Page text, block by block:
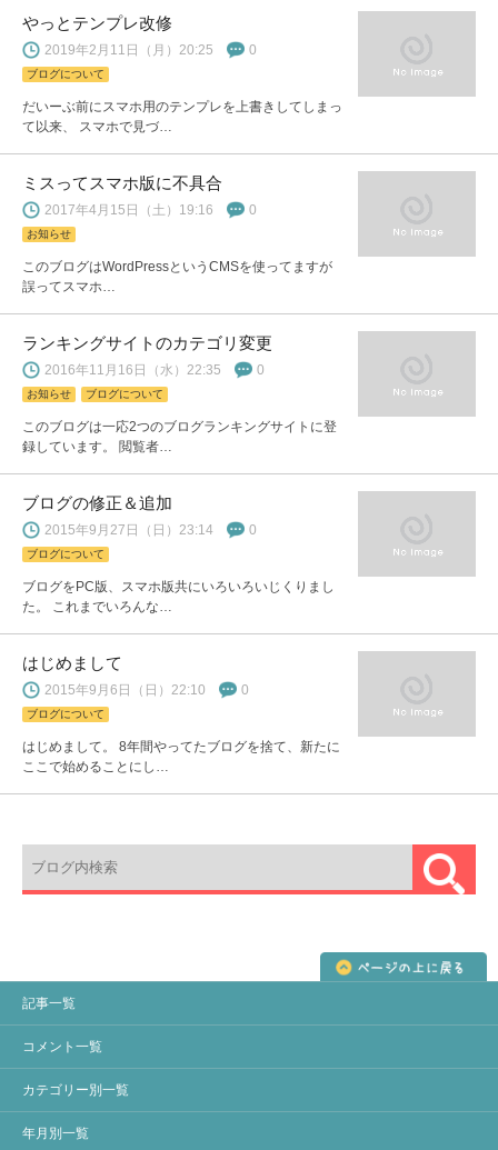
やっとテンプレ改修
2019年2月11日（月）20:25 0
ブログについて
だいーぶ前にスマホ用のテンプレを上書きしてしまっ
て以来、 スマホで見づ…
ミスってスマホ版に不具合
2017年4月15日（土）19:16 0
お知らせ
このブログはWordPressというCMSを使ってますが
誤ってスマホ…
ランキングサイトのカテゴリ変更
2016年11月16日（水）22:35 0
お知らせ ブログについて
このブログは一応2つのブログランキングサイトに登
録しています。 閲覧者…
ブログの修正＆追加
2015年9月27日（日）23:14 0
ブログについて
ブログをPC版、スマホ版共にいろいろいじくりまし
た。 これまでいろんな…
はじめまして
2015年9月6日（日）22:10 0
ブログについて
はじめまして。 8年間やってたブログを捨て、新たに
ここで始めることにし…
記事一覧
コメント一覧
カテゴリー別一覧
年月別一覧